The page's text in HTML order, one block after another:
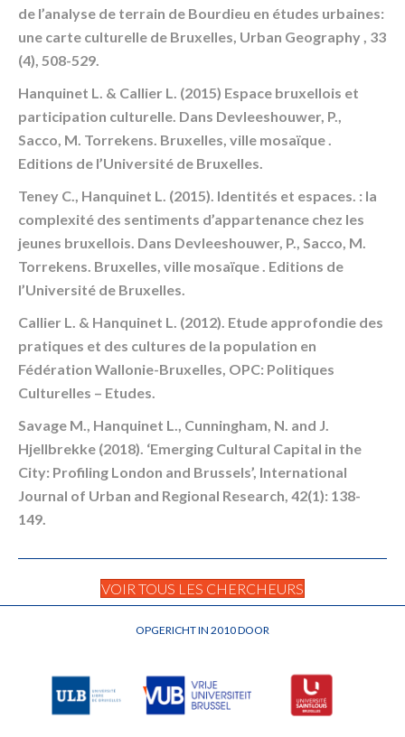
de l’analyse de terrain de Bourdieu en études urbaines:
une carte culturelle de Bruxelles, Urban Geography , 33
(4), 508-529.
Hanquinet L. & Callier L. (2015) Espace bruxellois et
participation culturelle. Dans Devleeshouwer, P.,
Sacco, M. Torrekens. Bruxelles, ville mosaïque .
Editions de l’Université de Bruxelles.
Teney C., Hanquinet L. (2015). Identités et espaces. : la
complexité des sentiments d’appartenance chez les
jeunes bruxellois. Dans Devleeshouwer, P., Sacco, M.
Torrekens. Bruxelles, ville mosaïque . Editions de
l’Université de Bruxelles.
Callier L. & Hanquinet L. (2012). Etude approfondie des
pratiques et des cultures de la population en
Fédération Wallonie-Bruxelles, OPC: Politiques
Culturelles – Etudes.
Savage M., Hanquinet L., Cunningham, N. and J.
Hjellbrekke (2018). ‘Emerging Cultural Capital in the
City: Profiling London and Brussels’, International
Journal of Urban and Regional Research, 42(1): 138-
149.
VOIR TOUS LES CHERCHEURS
OPGERICHT IN 2010 DOOR